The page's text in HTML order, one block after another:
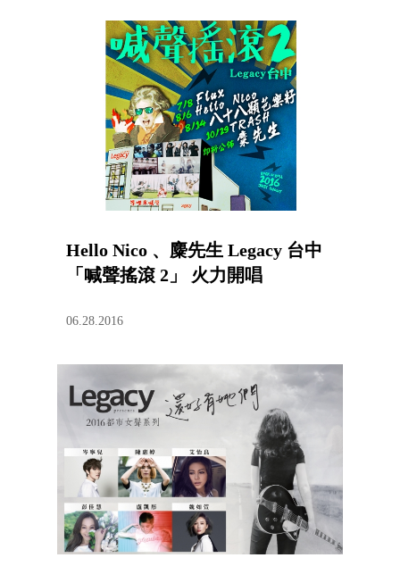
Hello Nico 、麋先生 Legacy 台中
「喊聲搖滾 2」 火力開唱
06.28.2016